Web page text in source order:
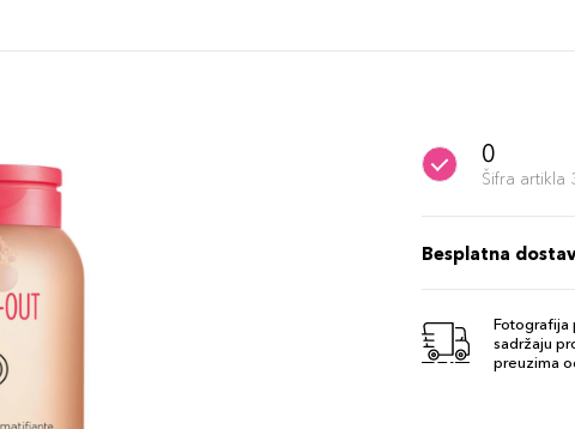
0
Šifra artikla
Besplatna
Fotografija
sadržaju
preuzima